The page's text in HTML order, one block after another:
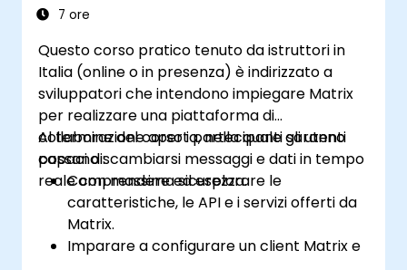
7 ore
Questo corso pratico tenuto da istruttori in
Italia (online o in presenza) è indirizzato a
sviluppatori che intendono impiegare Matrix
per realizzare una piattaforma di
collaborazione aperta, nella quale gli utenti
possano scambiarsi messaggi e dati in tempo
reale con massima sicurezza.
Al termine del corso i partecipanti saranno
capaci di:
Comprendere ed esplorare le
caratteristiche, le API e i servizi offerti da
Matrix.
Imparare a configurare un client Matrix e